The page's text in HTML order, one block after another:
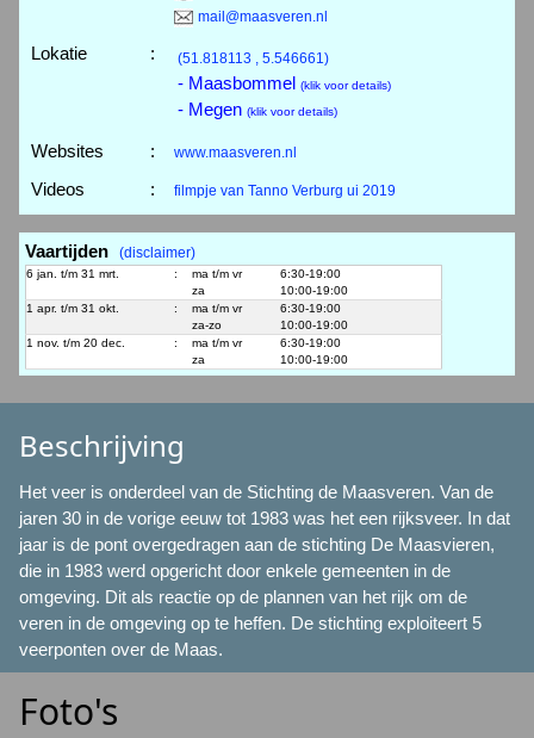
mail@maasveren.nl
Lokatie : (51.818113 , 5.546661)
- Maasbommel (klik voor details)
- Megen (klik voor details)
Websites : www.maasveren.nl
Videos : filmpje van Tanno Verburg ui 2019
Vaartijden (disclaimer)
6 jan. t/m 31 mrt. :
ma t/m vr
za
6:30-19:00
10:00-19:00
1 apr. t/m 31 okt.
:
ma t/m vr
za-zo
6:30-19:00
10:00-19:00
1 nov. t/m 20 dec.
:
ma t/m vr
za
6:30-19:00
10:00-19:00
Beschrijving
Het veer is onderdeel van de Stichting de Maasveren. Van de
jaren 30 in de vorige eeuw tot 1983 was het een rijksveer. In dat
jaar is de pont overgedragen aan de stichting De Maasvieren,
die in 1983 werd opgericht door enkele gemeenten in de
omgeving. Dit als reactie op de plannen van het rijk om de
veren in de omgeving op te heffen. De stichting exploiteert 5
veerponten over de Maas.
Foto's